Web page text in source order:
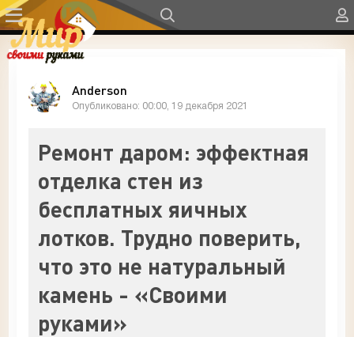
Anderson
Опубликовано: 00:00, 19 декабря 2021
Ремонт даром: эффектная
отделка стен из
бесплатных яичных
лотков. Трудно поверить,
что это не натуральный
камень - «Своими
руками»